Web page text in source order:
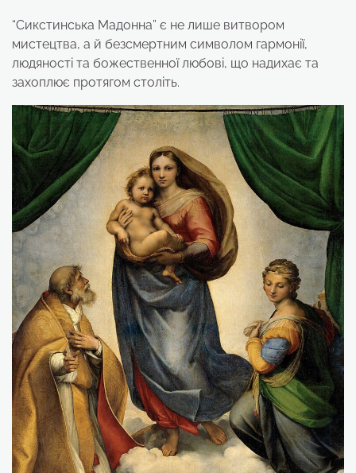
“Сикстинська Мадонна” є не лише витвором
мистецтва, а й безсмертним символом гармонії,
людяності та божественної любові, що надихає та
захоплює протягом століть.